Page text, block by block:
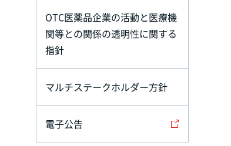
OTC医薬品企業の活動と医療機
関等との関係の透明性に関する
指針
マルチステークホルダー方針
電子公告